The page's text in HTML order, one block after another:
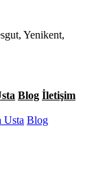
Yenikent,
Blog İletişim
Usta Blog